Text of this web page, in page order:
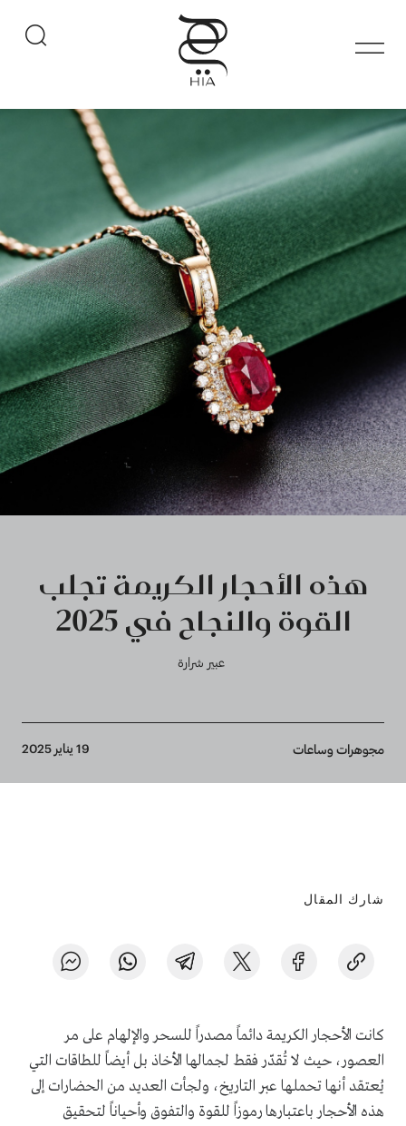
هذه الأحجار الكريمة تجلب
القوة والنجاح في 2025
عبير شرارة
Breadcrumb
مجوهرات وساعات 19 يناير 2025
شارك المقال
كانت الأحجار الكريمة دائماً مصدراً للسحر والإلهام على مر
العصور، حيث لا تُقدّر فقط لجمالها الأخاذ بل أيضاً للطاقات التي
يُعتقد أنها تحملها عبر التاريخ، ولجأت العديد من الحضارات إلى
هذه الأحجار باعتبارها رموزاً للقوة والتفوق وأحياناً لتحقيق